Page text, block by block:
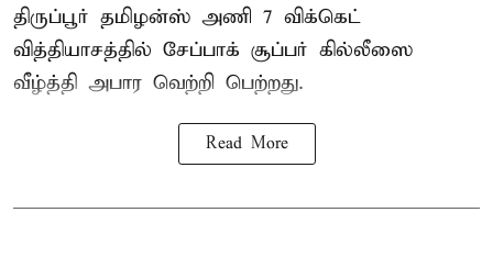
திருப்பூர் தமிழன்ஸ் அணி 7 விக்கெட்
வித்தியாசத்தில் சேப்பாக் சூப்பர் கில்லீஸை
வீழ்த்தி அபார வெற்றி பெற்றது.
Read More